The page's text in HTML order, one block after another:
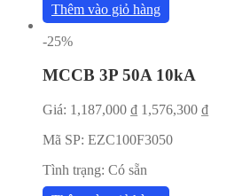
Thêm vào giỏ hàng
-25%
MCCB 3P 50A 10kA
Giá: 1,187,000 ₫ 1,576,300 ₫
Mã SP: EZC100F3050
Tình trạng: Có sẵn